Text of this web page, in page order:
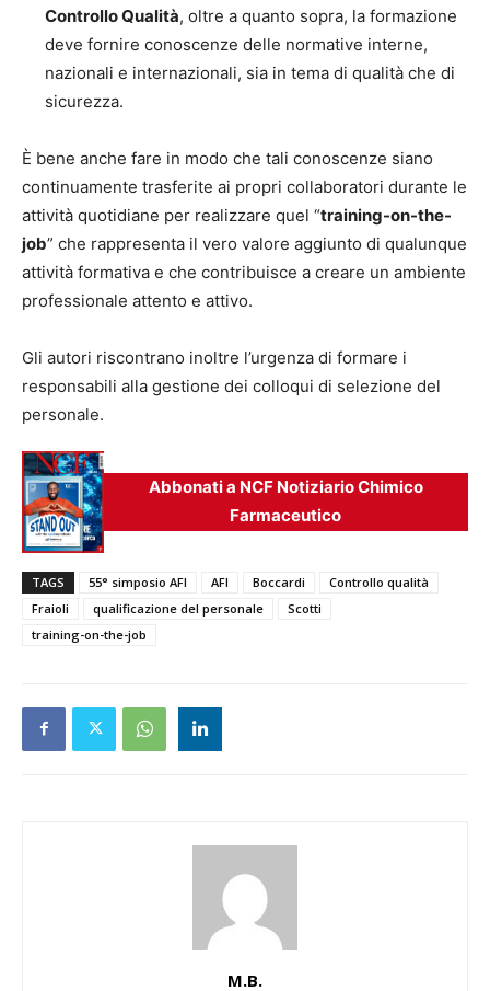
Controllo Qualità, oltre a quanto sopra, la formazione
deve fornire conoscenze delle normative interne,
nazionali e internazionali, sia in tema di qualità che di
sicurezza.
È bene anche fare in modo che tali conoscenze siano
continuamente trasferite ai propri collaboratori durante le
attività quotidiane per realizzare quel “training-on-the-
job” che rappresenta il vero valore aggiunto di qualunque
attività formativa e che contribuisce a creare un ambiente
professionale attento e attivo.
Gli autori riscontrano inoltre l’urgenza di formare i
responsabili alla gestione dei colloqui di selezione del
personale.
Abbonati a NCF Notiziario Chimico
Farmaceutico
TAGS 55° simposio AFI AFI Boccardi
Controllo qualità
Fraioli
qualificazione del personale
Scotti
training-on-the-job
M.B.